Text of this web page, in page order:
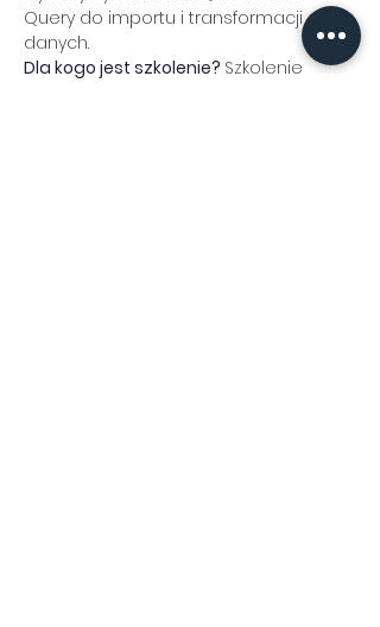
Query do importu i transformacji
danych.
Dla kogo jest szkolenie? Szkolenie